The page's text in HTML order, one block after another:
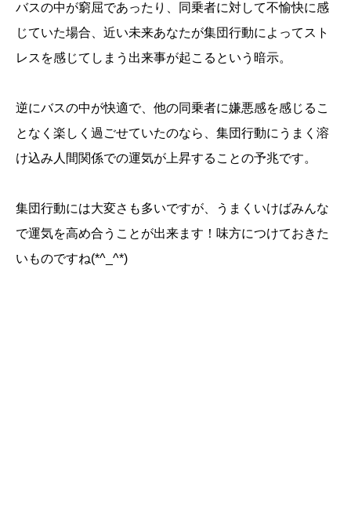
バスの中が窮屈であったり、同乗者に対して不愉快に感
じていた場合、近い未来あなたが集団行動によってスト
レスを感じてしまう出来事が起こるという暗示。
逆にバスの中が快適で、他の同乗者に嫌悪感を感じるこ
となく楽しく過ごせていたのなら、集団行動にうまく溶
け込み人間関係での運気が上昇することの予兆です。
集団行動には大変さも多いですが、うまくいけばみんな
で運気を高め合うことが出来ます！味方につけておきた
いものですね(*^_^*)